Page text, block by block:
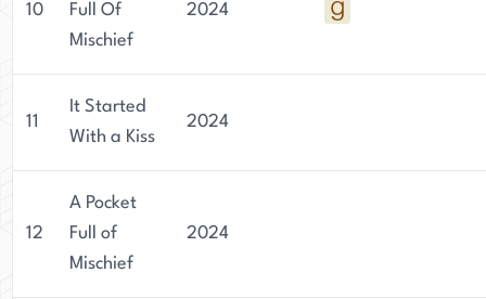
10
Full Of
Mischief
2024
11
It Started
With a Kiss
2024
12
A Pocket
Full of
Mischief
2024